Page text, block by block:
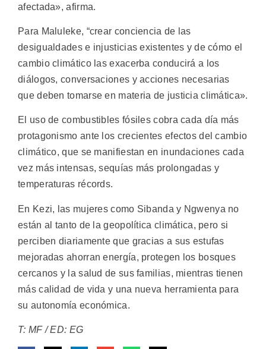
afectada», afirma.
Para Maluleke, “crear conciencia de las
desigualdades e injusticias existentes y de cómo el
cambio climático las exacerba conducirá a los
diálogos, conversaciones y acciones necesarias
que deben tomarse en materia de justicia climática».
El uso de combustibles fósiles cobra cada día más
protagonismo ante los crecientes efectos del cambio
climático, que se manifiestan en inundaciones cada
vez más intensas, sequías más prolongadas y
temperaturas récords.
En Kezi, las mujeres como Sibanda y Ngwenya no
están al tanto de la geopolítica climática, pero si
perciben diariamente que gracias a sus estufas
mejoradas ahorran energía, protegen los bosques
cercanos y la salud de sus familias, mientras tienen
más calidad de vida y una nueva herramienta para
su autonomía económica.
T: MF / ED: EG